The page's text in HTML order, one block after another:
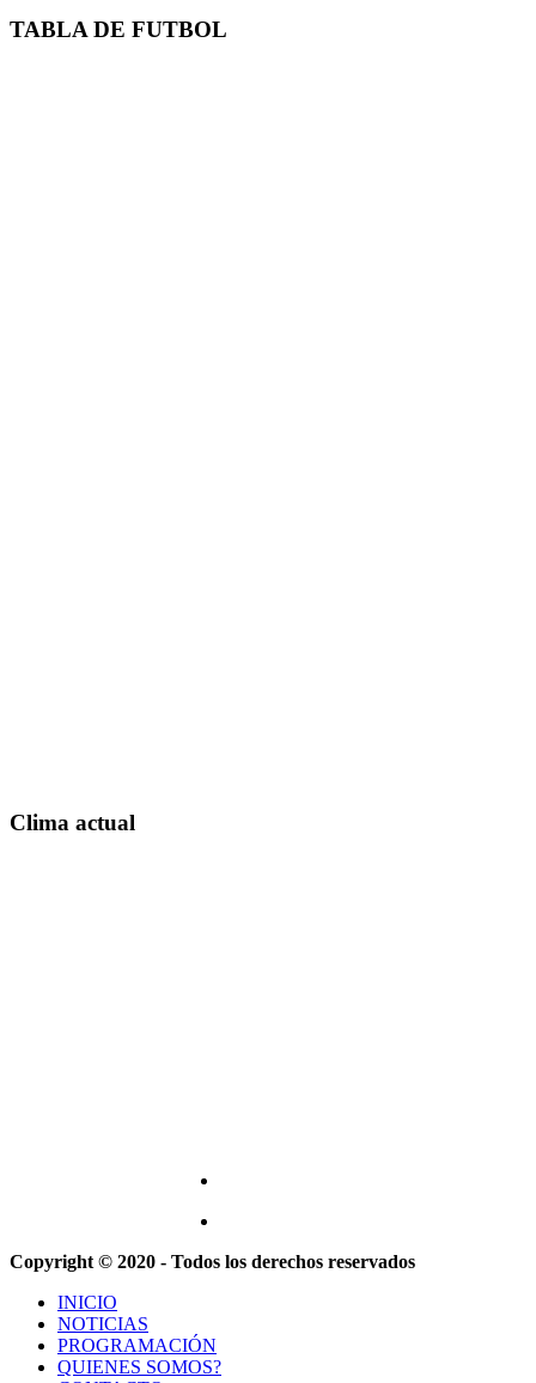
TABLA DE FUTBOL
Clima actual
Copyright © 2020 - Todos los derechos reservados
INICIO
NOTICIAS
PROGRAMACIÓN
QUIENES SOMOS?